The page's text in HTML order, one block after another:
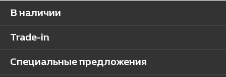
В наличии
Trade-in
Специальные предложения